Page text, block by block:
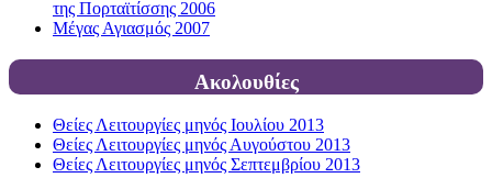
της Πορταϊτίσσης 2006
Μέγας Αγιασμός 2007
Ακολουθίες
Θείες Λειτουργίες μηνός Ιουλίου 2013
Θείες Λειτουργίες μηνός Αυγούστου 2013
Θείες Λειτουργίες μηνός Σεπτεμβρίου 2013